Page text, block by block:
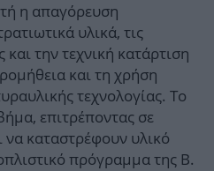
η απαγόρευση
υλικά, τις
την τεχνική κατάρτιση
και τη χρήση
τεχνολογίας. Το
επιτρέποντας σε
καταστρέφουν υλικό
πρόγραμμα της Β.